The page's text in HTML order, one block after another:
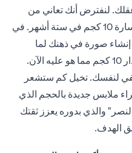
لنفترض أنك تعاني من
زيادة الوزن حاليًا وأن هدفك هو خسارة 10 كجم في ستة أشهر. في
إنشاء صورة في ذهنك لما
ستبدو عليه إذا كان وزنك أقل بمقدار 10 كجم مما هو عليه الآن.
لنفسك. تخيل كم ستشعر
ملابس جديدة بالحجم الذي
والذي بدوره يعزز ثقتك
الهدف.